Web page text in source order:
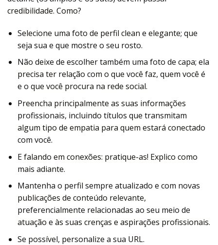
credibilidade. Como?
Selecione uma foto de perfil clean e elegante; que
seja sua e que mostre o seu rosto.
Não deixe de escolher também uma foto de capa; ela
precisa ter relação com o que você faz, quem você é
e o que você procura na rede social.
Preencha principalmente as suas informações
profissionais, incluindo títulos que transmitam
algum tipo de empatia para quem estará conectado
com você.
E falando em conexões: pratique-as! Explico como
mais adiante.
Mantenha o perfil sempre atualizado e com novas
publicações de conteúdo relevante,
preferencialmente relacionadas ao seu meio de
atuação e às suas crenças e aspirações profissionais.
Se possível, personalize a sua URL.